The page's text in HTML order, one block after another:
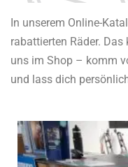
In unserem Online-
rabattierten Räder.
uns im Shop – komm
und lass dich